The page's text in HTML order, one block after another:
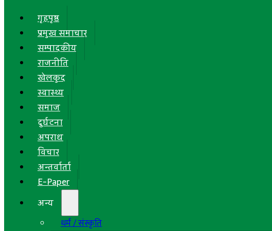
गृहपृष्ठ
प्रमुख समाचार
सम्पादकीय
राजनीति
खेलकुद
स्वास्थ्य
समाज
दुर्घटना
अपराध
विचार
अन्तर्वार्ता
E-Paper
अन्य
धर्म / संस्कृति